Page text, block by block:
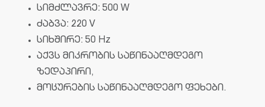
სიმძლავრე: 500 W
ძაბვა: 220 V
სიხშირე: 50 Hz
აქვს მიკრობის საწინააღმდეგო
ზედაპირი,
მოცურების საწინააღმდეგო ფეხები.